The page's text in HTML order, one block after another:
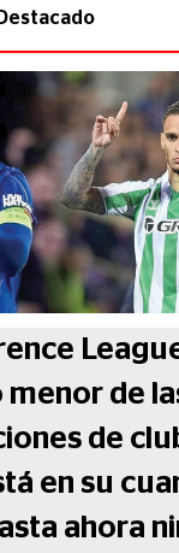
Destacado
de
de
en su
ahora